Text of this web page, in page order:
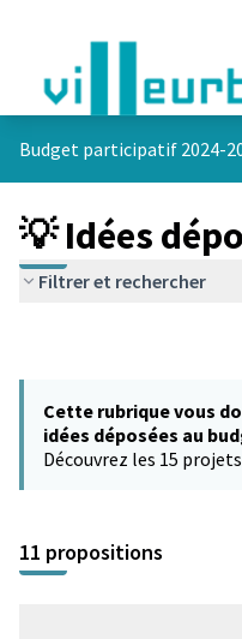
Budget participatif 2024-
💡 Idées
Filtrer et rechercher
Cette rubrique vous
idées déposées au
Découvrez les 15
11 propositions